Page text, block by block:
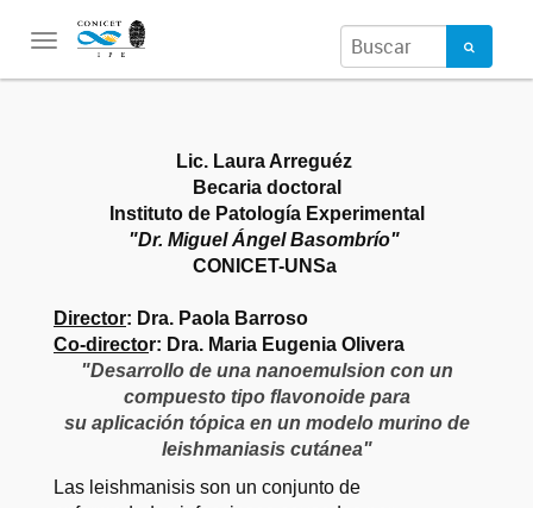
Toggle
Lic. Laura Arreguéz
Becaria doctoral
Instituto de Patología Experimental
"Dr. Miguel Ángel Basombrío"
CONICET-UNSa
Director: Dra. Paola Barroso
Co-director: Dra. Maria Eugenia Olivera
"Desarrollo de una nanoemulsion con un
compuesto tipo flavonoide para
su aplicación tópica en un modelo murino de
leishmaniasis cutánea"
Las leishmanisis son un conjunto de